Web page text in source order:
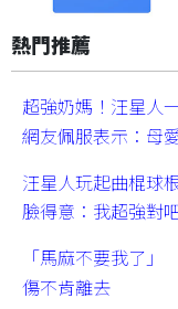
熱門推薦
超強奶媽！汪星人
網友佩服表示：母
汪星人玩起曲棍球
臉得意：我超強對
「馬麻不要我了
傷不肯離去